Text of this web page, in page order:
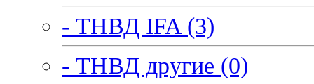
- ТНВД IFA (3)
- ТНВД другие (0)